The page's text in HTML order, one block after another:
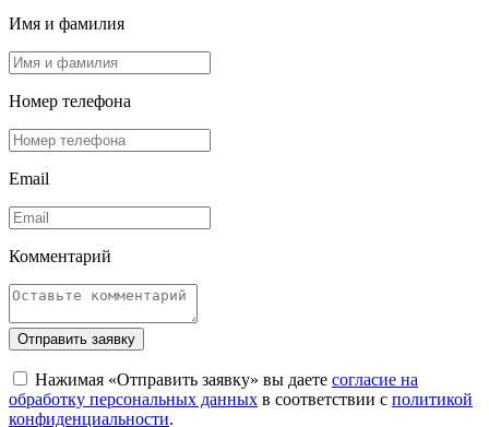
Имя и фамилия
Номер телефона
Email
Комментарий
Отправить заявку
Нажимая «Отправить заявку» вы даете согласие на
обработку персональных данных в соответствии с политикой
конфиденциальности.